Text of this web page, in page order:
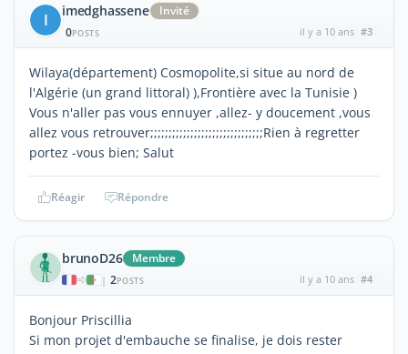
I imedghassene
Invité
0POSTS il y a 10 ans #3
Wilaya(département) Cosmopolite,si situe au nord de
l'Algérie (un grand littoral) ),Frontière avec la Tunisie )
Vous n'aller pas vous ennuyer ,allez- y doucement ,vous
allez vous retrouver;;;;;;;;;;;;;;;;;;;;;;;;;;;;;;;Rien à regretter
portez -vous bien; Salut
Réagir Répondre
brunoD26 Membre
| 2POSTS il y a 10 ans #4
Bonjour Priscillia
Si mon projet d'embauche se finalise, je dois rester